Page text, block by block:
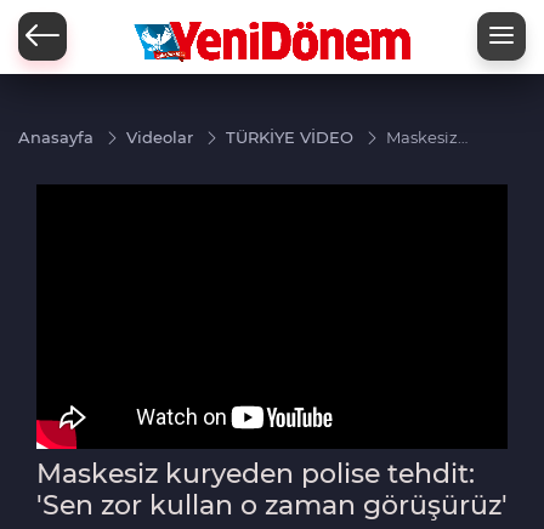
Anasayfa Videolar TÜRKİYE VİDEO
Maskesiz
Maskesiz kuryeden polise tehdit:
'Sen zor kullan o zaman görüşürüz'